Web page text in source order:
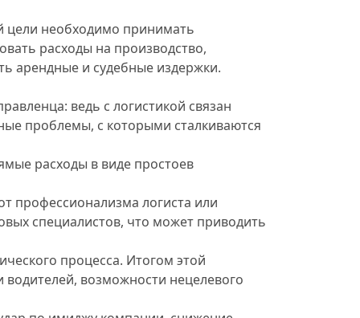
цели необходимо принимать
расходы на производство,
арендные и судебные издержки.
ведь с логистикой связан
проблемы, с которыми сталкиваются
расходы в виде простоев
профессионализма логиста или
специалистов, что может приводить
процесса. Итогом этой
возможности нецелевого